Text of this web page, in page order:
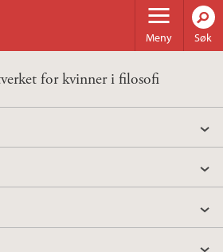
Meny Søk
for kvinner i filosofi